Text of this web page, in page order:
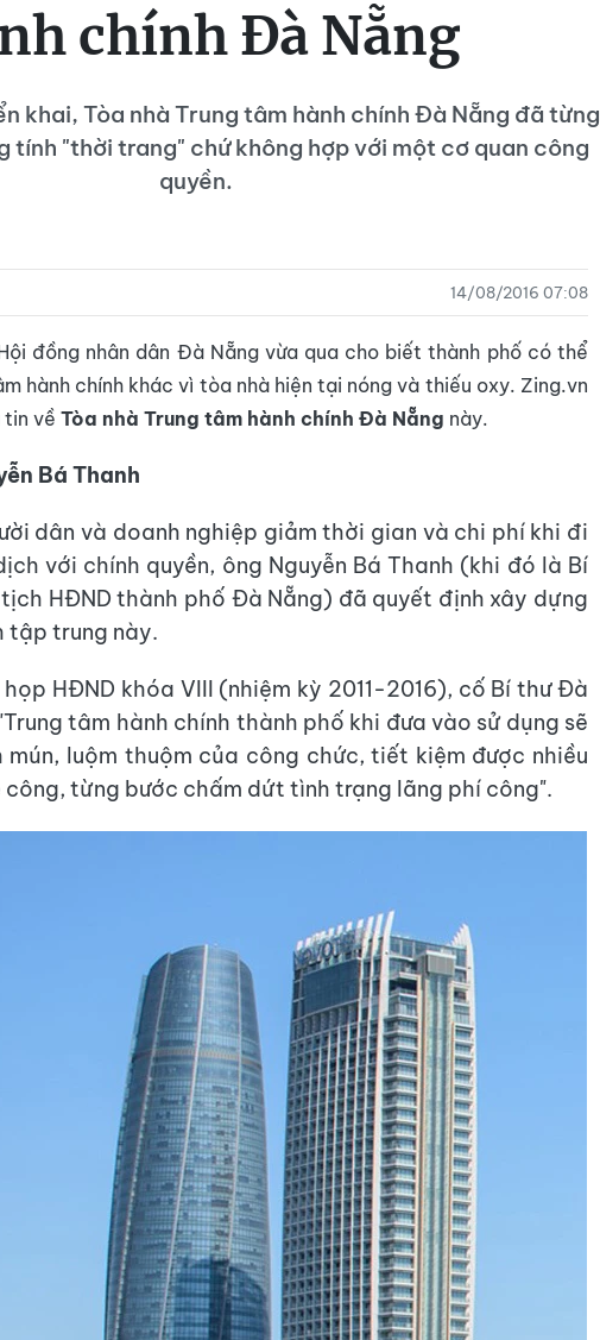
chính Đà Nẵng
khai, Tòa nhà Trung tâm hành chính Đà Nẵng đã từng
tính "thời trang" chứ không hợp với một cơ quan công
quyền.
14/08/2016 07:08
đồng nhân dân Đà Nẵng vừa qua cho biết thành phố có thể
hành chính khác vì tòa nhà hiện tại nóng và thiếu oxy. Zing.vn
tin về Tòa nhà Trung tâm hành chính Đà Nẵng này.
Bá Thanh
dân và doanh nghiệp giảm thời gian và chi phí khi đi
với chính quyền, ông Nguyễn Bá Thanh (khi đó là Bí
HĐND thành phố Đà Nẵng) đã quyết định xây dựng
tập trung này.
HĐND khóa VIII (nhiệm kỳ 2011-2016), cố Bí thư Đà
tâm hành chính thành phố khi đưa vào sử dụng sẽ
mún, luộm thuộm của công chức, tiết kiệm được nhiều
từng bước chấm dứt tình trạng lãng phí công".